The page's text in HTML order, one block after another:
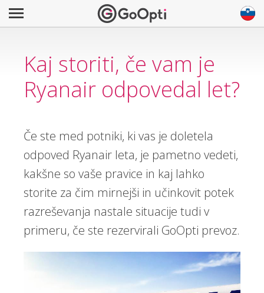
Kaj storiti, če vam je
Ryanair odpovedal let?
Če ste med potniki, ki vas je doletela
odpoved Ryanair leta, je pametno vedeti,
kakšne so vaše pravice in kaj lahko
storite za čim mirnejši in učinkovit potek
razreševanja nastale situacije tudi v
primeru, če ste rezervirali GoOpti prevoz.